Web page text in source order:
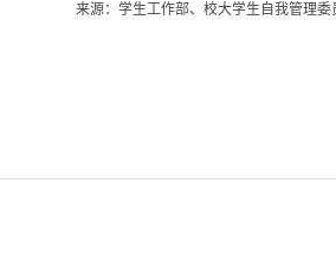
来源：学生工作部、校大学生自我管理委